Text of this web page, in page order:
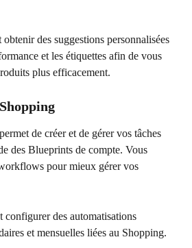
des suggestions personnalisées
et les étiquettes afin de vous
plus efficacement.
de créer et de gérer vos tâches
des Blueprints de compte. Vous
pour mieux gérer vos
configurer des automatisations
et mensuelles liées au Shopping.